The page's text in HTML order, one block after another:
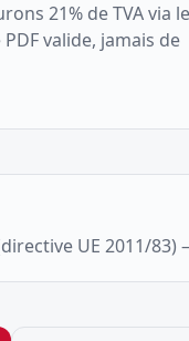
21% de TVA via le
valide, jamais de
UE 2011/